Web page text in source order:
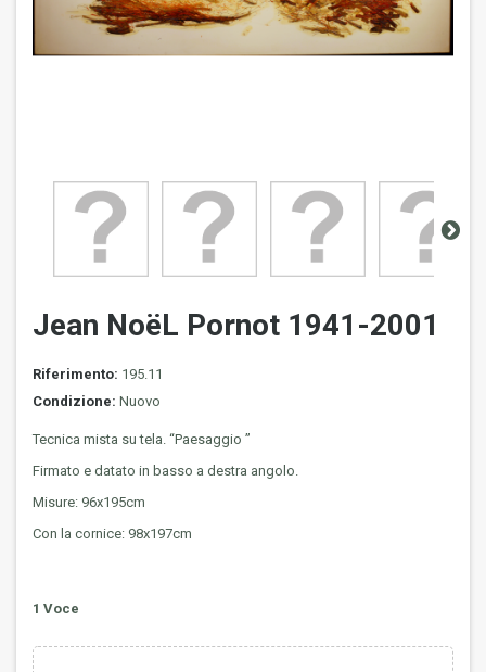
Jean NoëL Pornot 1941-2001
Riferimento: 195.11
Condizione: Nuovo
Tecnica mista su tela. “Paesaggio ”
Firmato e datato in basso a destra angolo.
Misure: 96x195cm
Con la cornice: 98x197cm
1 Voce